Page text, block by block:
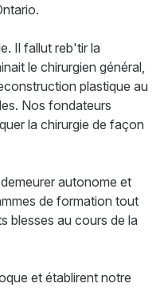
Il fallut reb'tir la
le chirurgien général,
plastique au
Nos fondateurs
la chirurgie de façon
autonome et
de formation tout
blesses au cours de la
et établirent notre